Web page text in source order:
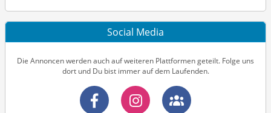
Social Media
Die Annoncen werden auch auf weiteren Plattformen geteilt. Folge uns
dort und Du bist immer auf dem Laufenden.